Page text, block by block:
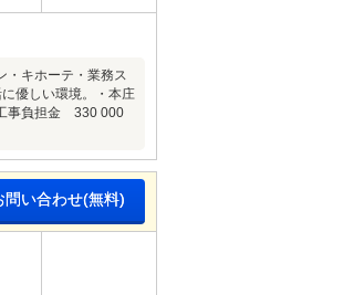
・キホーテ・業務ス
優しい環境。・本庄
事負担金 330 000
問い合わせ(無料)